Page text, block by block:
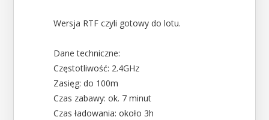
Wersja RTF czyli gotowy do lotu.
Dane techniczne:
Częstotliwość: 2.4GHz
Zasięg: do 100m
Czas zabawy: ok. 7 minut
Czas ładowania: około 3h